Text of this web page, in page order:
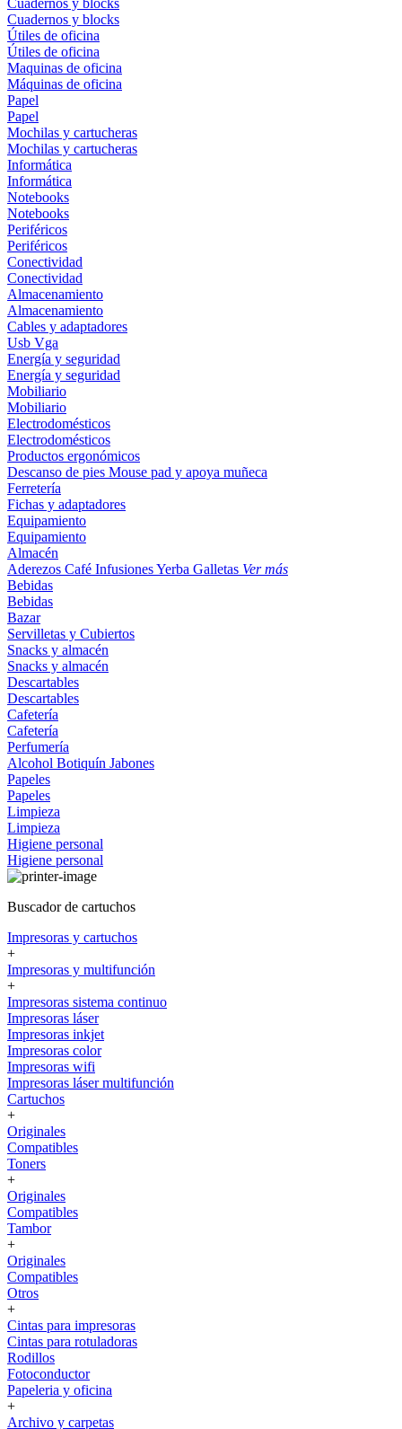
Cuadernos y blocks
Cuadernos y blocks
Útiles de oficina
Útiles de oficina
Maquinas de oficina
Máquinas de oficina
Papel
Papel
Mochilas y cartucheras
Mochilas y cartucheras
Informática
Informática
Notebooks
Notebooks
Periféricos
Periféricos
Conectividad
Conectividad
Almacenamiento
Almacenamiento
Cables y adaptadores
Usb Vga
Energía y seguridad
Energía y seguridad
Mobiliario
Mobiliario
Electrodomésticos
Electrodomésticos
Productos ergonómicos
Descanso de pies Mouse pad y apoya muñeca
Ferretería
Fichas y adaptadores
Equipamiento
Equipamiento
Almacén
Aderezos Café InfusionesYerba Galletas Ver más
Bebidas
Bebidas
Bazar
Servilletas y Cubiertos
Snacks y almacén
Snacks y almacén
Descartables
Descartables
Cafetería
Cafetería
Perfumería
Alcohol Botiquín Jabones
Papeles
Papeles
Limpieza
Limpieza
Higiene personal
Higiene personal
Buscador de cartuchos
Impresoras y cartuchos
+
Impresoras y multifunción
+
Impresoras sistema continuo
Impresoras láser
Impresoras inkjet
Impresoras color
Impresoras wifi
Impresoras láser multifunción
Cartuchos
+
Originales
Compatibles
Toners
+
Originales
Compatibles
Tambor
+
Originales
Compatibles
Otros
+
Cintas para impresoras
Cintas para rotuladoras
Rodillos
Fotoconductor
Papeleria y oficina
+
Archivo y carpetas